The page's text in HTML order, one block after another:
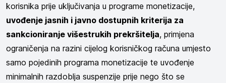
korisnika prije uključivanja u programe monetizacije,
uvođenje jasnih i javno dostupnih kriterija za
sankcioniranje višestrukih prekršitelja, primjena
ograničenja na razini cijelog korisničkog računa umjesto
samo pojedinih programa monetizacije te uvođenje
minimalnih razdoblja suspenzije prije nego što se